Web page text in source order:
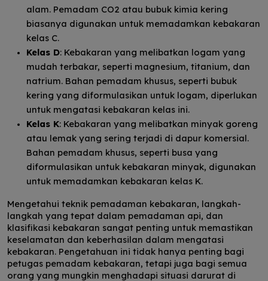
alam. Pemadam CO2 atau bubuk kimia kering
biasanya digunakan untuk memadamkan kebakaran
kelas C.
Kelas D: Kebakaran yang melibatkan logam yang
mudah terbakar, seperti magnesium, titanium, dan
natrium. Bahan pemadam khusus, seperti bubuk
kering yang diformulasikan untuk logam, diperlukan
untuk mengatasi kebakaran kelas ini.
Kelas K: Kebakaran yang melibatkan minyak goreng
atau lemak yang sering terjadi di dapur komersial.
Bahan pemadam khusus, seperti busa yang
diformulasikan untuk kebakaran minyak, digunakan
untuk memadamkan kebakaran kelas K.
Mengetahui teknik pemadaman kebakaran, langkah-
langkah yang tepat dalam pemadaman api, dan
klasifikasi kebakaran sangat penting untuk memastikan
keselamatan dan keberhasilan dalam mengatasi
kebakaran. Pengetahuan ini tidak hanya penting bagi
petugas pemadam kebakaran, tetapi juga bagi semua
orang yang mungkin menghadapi situasi darurat di